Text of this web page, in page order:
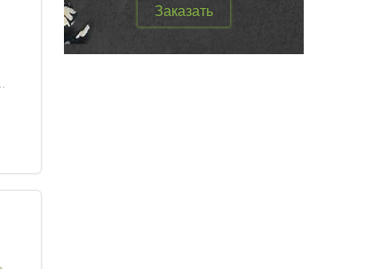
Заказать